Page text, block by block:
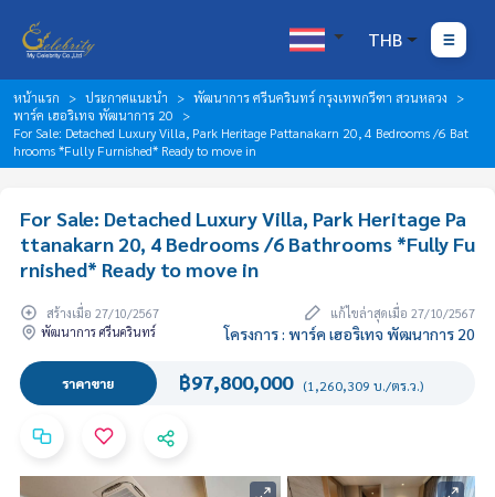
THB
หน้าแรก ประกาศแนะนำ
พัฒนาการ ศรีนครินทร์ กรุงเทพกรีฑา สวนหลวง
พาร์ค เฮอริเทจ พัฒนาการ 20
For Sale: Detached Luxury Villa, Park Heritage Pattanakarn 20, 4 Bedrooms /6 Bat
hrooms *Fully Furnished* Ready to move in
For Sale: Detached Luxury Villa, Park Heritage Pa
ttanakarn 20, 4 Bedrooms /6 Bathrooms *Fully Fu
rnished* Ready to move in
สร้างเมื่อ 27/10/2567
แก้ไขล่าสุดเมื่อ 27/10/2567
พัฒนาการ ศรีนครินทร์
โครงการ : พาร์ค เฮอริเทจ พัฒนาการ 20
ราคาขาย ฿97,800,000 (1,260,309 บ./ตร.ว.)